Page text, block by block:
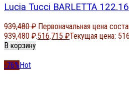
Lucia Tucci BARLETTA
939,480₽ Первоначальная цена
939,480 ₽.516,715 ₽Текущая цена:
В корзину
-76% Hot